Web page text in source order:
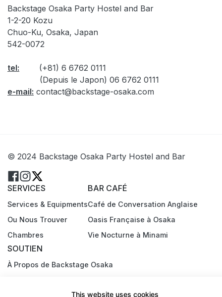
​Backstage Osaka Party Hostel and Bar
​1-2-20 Kozu
​Chuo-Ku, Osaka, Japan
​542-0072
tel: (+81) 6 6762 0111
(Depuis le Japon) 06 6762 0111
e-mail: contact@backstage-osaka.com
© 2024 Backstage Osaka Party Hostel and Bar
SERVICES
Services & Equipments
Ou Nous Trouver
Chambres
BAR CAFÉ
Café de Conversation Anglaise
Oasis Française à Osaka
Vie Nocturne à Minami
SOUTIEN
À Propos de Backstage Osaka
This website uses cookies